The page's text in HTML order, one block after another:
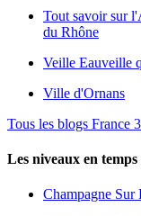
Tout savoir sur
du Rhône
Veille Eauveille
Ville d'Ornans
Tous les blogs France
Les niveaux en temps
Champagne Sur